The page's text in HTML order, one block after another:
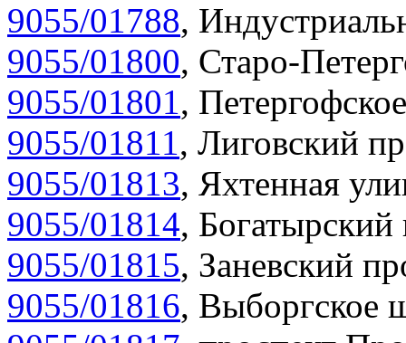
9055/01788,
9055/01800, Старо-
9055/01801,
9055/01811, Лиговский
9055/01813, Яхтенная
9055/01814, Богатырский
9055/01815, Заневский
9055/01816, Выборгское